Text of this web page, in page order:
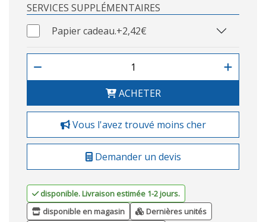
SERVICES SUPPLÉMENTAIRES
Papier cadeau.+2,42€
ACHETER
Vous l'avez trouvé moins cher
Demander un devis
disponible. Livraison estimée 1-2 jours.
disponible en magasin
Dernières unités